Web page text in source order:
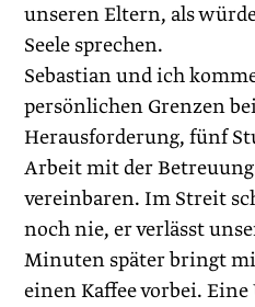
unseren Eltern, als
Seele sprechen.
Sebastian und ich
persönlichen Grenzen
Herausforderung, fünf
Arbeit mit der
vereinbaren. Im Streit
noch nie, er verlässt
Minuten später bringt
einen Kaffee vorbei.